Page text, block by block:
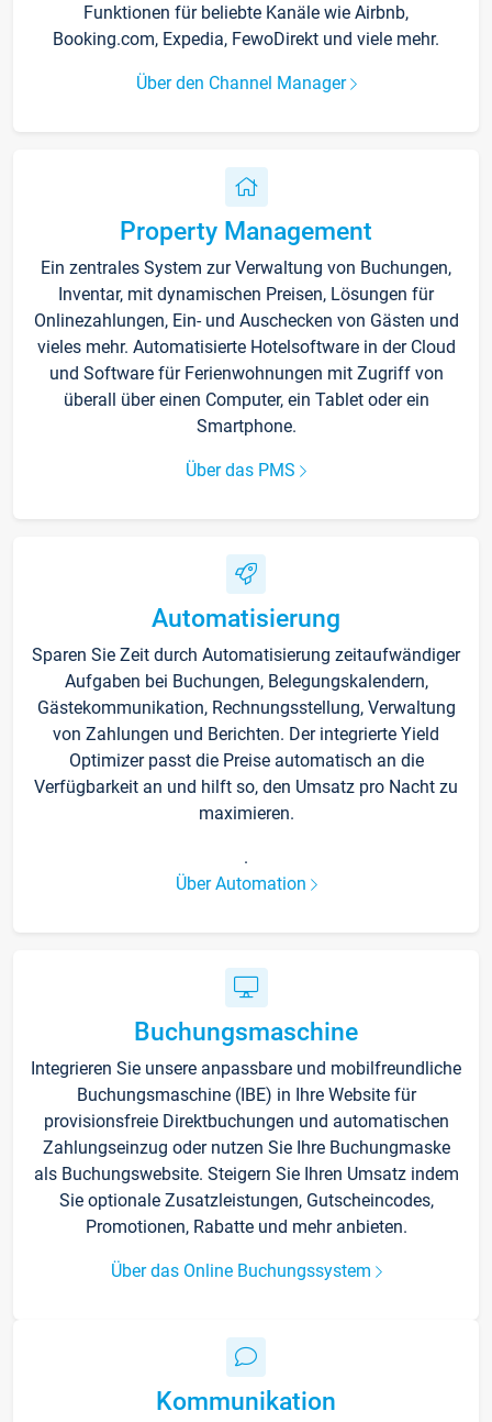
Funktionen für beliebte Kanäle wie Airbnb,
Booking.com, Expedia, FewoDirekt und viele mehr.
Über den Channel Manager
Property Management
Ein zentrales System zur Verwaltung von Buchungen,
Inventar, mit dynamischen Preisen, Lösungen für
Onlinezahlungen, Ein- und Auschecken von Gästen und
vieles mehr. Automatisierte Hotelsoftware in der Cloud
und Software für Ferienwohnungen mit Zugriff von
überall über einen Computer, ein Tablet oder ein
Smartphone.
Über das PMS
Automatisierung
Sparen Sie Zeit durch Automatisierung zeitaufwändiger
Aufgaben bei Buchungen, Belegungskalendern,
Gästekommunikation, Rechnungsstellung, Verwaltung
von Zahlungen und Berichten. Der integrierte Yield
Optimizer passt die Preise automatisch an die
Verfügbarkeit an und hilft so, den Umsatz pro Nacht zu
maximieren.
.
Über Automation
Buchungsmaschine
Integrieren Sie unsere anpassbare und mobilfreundliche
Buchungsmaschine (IBE) in Ihre Website für
provisionsfreie Direktbuchungen und automatischen
Zahlungseinzug oder nutzen Sie Ihre Buchungmaske
als Buchungswebsite. Steigern Sie Ihren Umsatz indem
Sie optionale Zusatzleistungen, Gutscheincodes,
Promotionen, Rabatte und mehr anbieten.
Über das Online Buchungssystem
Kommunikation